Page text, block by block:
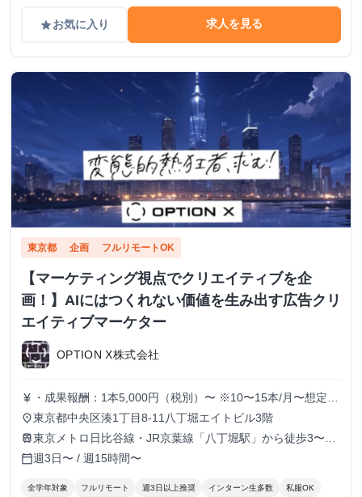
gradeお気に入り 求人を見る
東京都 企画 フルリモートOK
【マーケティング視点でクリエイティブを企
画！】AIにはつくれない価値を生み出す広告クリ
エイティブマーケター
OPTION X株式会社
currency_yen ・成果報酬：1本5,000円（税別）〜 ※10〜15本/月〜想定
※経験、実績、能力等によって変動 ※トライアル期間の場
合変動あり
place東京都中央区湊1丁目8-11八丁堀エイトビル3階
train東京メトロ日比谷線・JR京葉線「八丁堀駅」から徒歩3〜6
分
calendar_today週3日〜 / 週15時間〜
全学年対象 フルリモート 週3日以上推奨 インターン生多数 私服OK